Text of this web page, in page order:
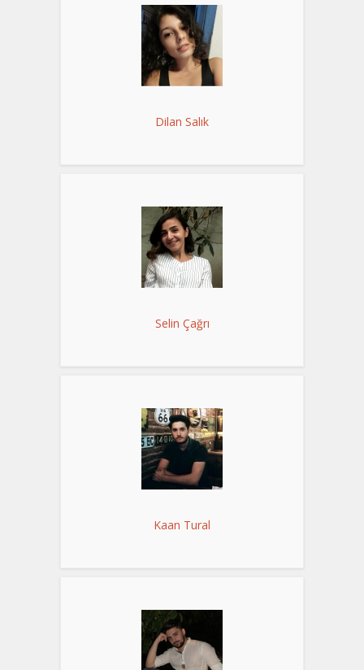
Dilan Salık
Selin Çağrı
Kaan Tural